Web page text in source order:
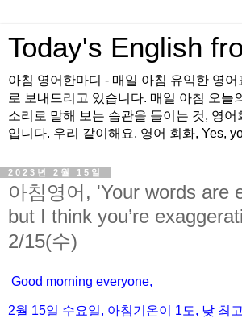
Today's English
아침 영어한마디 - 매일 아침 유익한 영
로 보내드리고 있습니다. 매일 아침 오늘
소리로 말해 보는 습관을 들이는 것, 영
입니다. 우리 같이해요. 영어 회화, Yes,
2023년 2월 15일
아침영어, 'Your words are
but I think you’re
2/15(수)
Good morning everyone,
2월 15일 수요일, 아침기온이 1도, 낮 최